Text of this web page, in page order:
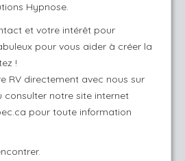
Hypnose.
et votre intérêt pour
pour vous aider à créer la
!
RV directement avec nous sur
consulter notre site internet
pour toute information